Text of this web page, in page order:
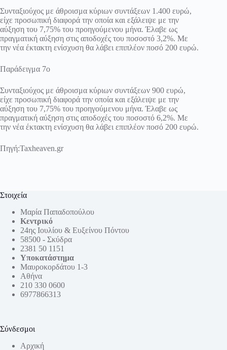
Συνταξιούχος με άθροισμα κύριων συντάξεων 1.400 ευρώ,
είχε προσωπική διαφορά την οποία και εξάλειψε με την
αύξηση του 7,75% του προηγούμενου μήνα. Έλαβε ως
πραγματική αύξηση στις αποδοχές του ποσοστό 3,2%. Με
την νέα έκτακτη ενίσχυση θα λάβει επιπλέον ποσό 200 ευρώ.
Παράδειγμα 7ο
Συνταξιούχος με άθροισμα κύριων συντάξεων 900 ευρώ,
είχε προσωπική διαφορά την οποία και εξάλειψε με την
αύξηση του 7,75% του προηγούμενου μήνα. Έλαβε ως
πραγματική αύξηση στις αποδοχές του ποσοστό 6,2%. Με
την νέα έκτακτη ενίσχυση θα λάβει επιπλέον ποσό 200 ευρώ.
Πηγή:Taxheaven.gr
Στοιχεία
Μαρία Παπαδοπούλου
Κεντρικό
24ης Ιουλίου & Ευξείνου Πόντου
58500 - Σκύδρα
2381 50 1151
Υποκατάστημα
Μαυροκορδάτου 1-3
Αθήνα
210 330 0600
6977866313
Σύνδεσμοι
Αρχική